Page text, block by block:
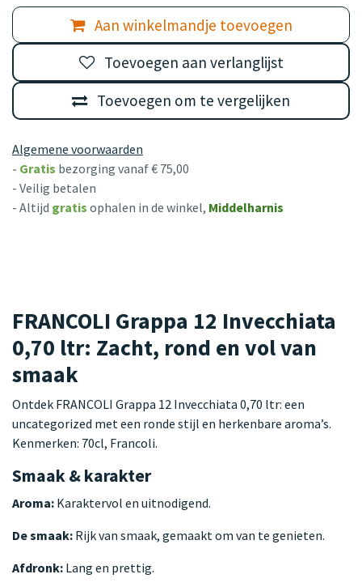
Aan winkelmandje toevoegen
Toevoegen om te vergelijken
Toevoegen aan verlanglijst
Algemene voorwaarden
- Gratis bezorging vanaf € 75,00
- Veilig betalen
- Altijd gratis ophalen in de winkel, Middelharnis
FRANCOLI Grappa 12 Invecchiata
0,70 ltr: Zacht, rond en vol van
smaak
Ontdek FRANCOLI Grappa 12 Invecchiata 0,70 ltr: een
uncategorized met een ronde stijl en herkenbare aroma’s.
Kenmerken: 70cl, Francoli.
Smaak & karakter
Aroma: Karaktervol en uitnodigend.
De smaak: Rijk van smaak, gemaakt om van te genieten.
Afdronk: Lang en prettig.